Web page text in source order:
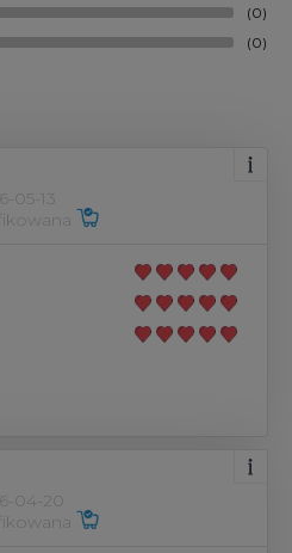
(0)
(0)
05-13
04-20